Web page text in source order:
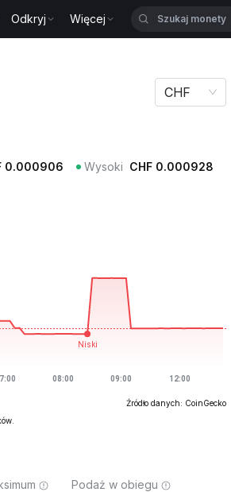
Odkryj Więcej
CHF
0.000906 Wysoki CHF 0.000928
Źródło danych: CoinGecko
Podaż w obiegu